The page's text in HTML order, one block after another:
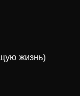
жизнь)